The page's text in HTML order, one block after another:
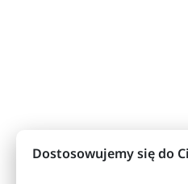
Dostosowujemy się do